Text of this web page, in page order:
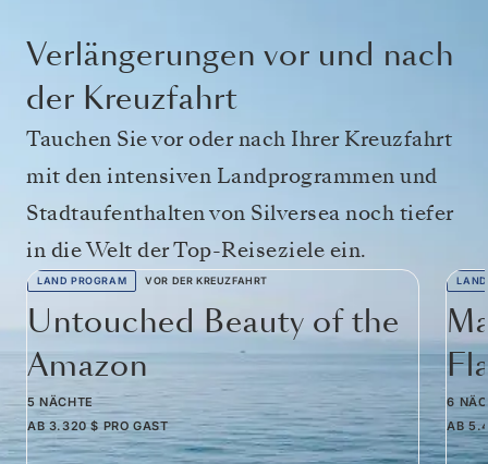
Verlängerungen vor und nach
der Kreuzfahrt
Tauchen Sie vor oder nach Ihrer Kreuzfahrt
mit den intensiven Landprogrammen und
Stadtaufenthalten von Silversea noch tiefer
in die Welt der Top-Reiseziele ein.
LAND PROGRAM VOR DER KREUZFAHRT
Untouched Beauty of the
Amazon
5 NÄCHTE
AB 3.320 $ PRO GAST
6
AB